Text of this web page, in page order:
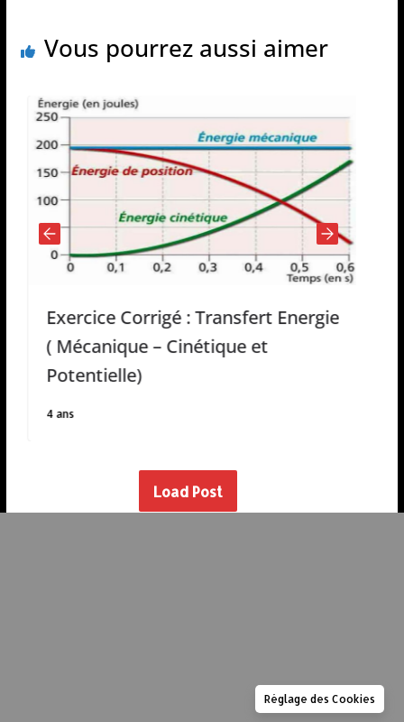
Vous pourrez aussi aimer
Exercice Corrigé : Transfert Energie
( Mécanique – Cinétique et
Potentielle)
4 ans
Load Post
Réglage des Cookies